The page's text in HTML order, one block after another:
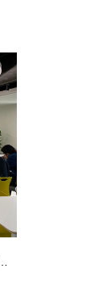
餐满意度，促进食堂高效管理